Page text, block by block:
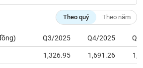
Theo quý Theo năm
Q3/2025 Q4/2025
1,326.95 1,691.26